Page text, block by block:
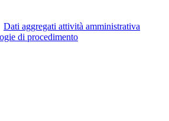
Dati aggregati attività amministrativa
di procedimento